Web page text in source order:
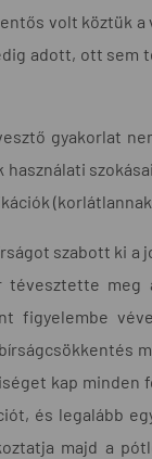
volt köztük
adott, ott
gyakorlat
szabott ki
figyelembe
kap
és legalább
majd a